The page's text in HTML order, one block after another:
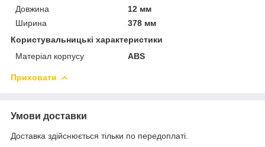
Довжина
12 мм
Ширина
378 мм
Користувальницькі характеристики
Матеріал корпусу
ABS
Приховати
Умови доставки
Доставка здійснюється тільки по передоплаті.